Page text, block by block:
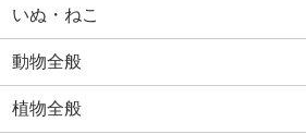
いぬ・ねこ
動物全般
植物全般